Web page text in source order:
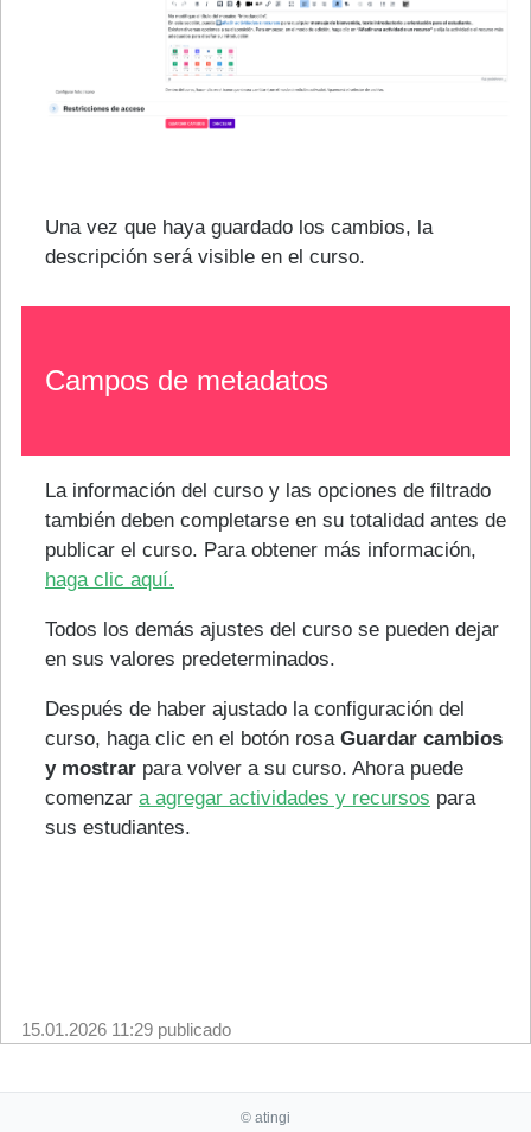
Una vez que haya guardado los cambios, la
descripción será visible en el curso.
Campos de metadatos
La información del curso y las opciones de filtrado
también deben completarse en su totalidad antes de
publicar el curso. Para obtener más información,
haga clic aquí.
Todos los demás ajustes del curso se pueden dejar
en sus valores predeterminados.
Después de haber ajustado la configuración del
curso, haga clic en el botón rosa Guardar cambios
y mostrar para volver a su curso. Ahora puede
comenzar a agregar actividades y recursos para
sus estudiantes.
15.01.2026 11:29 publicado
© atingi